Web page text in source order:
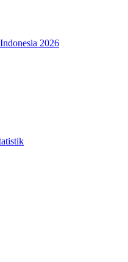
2026